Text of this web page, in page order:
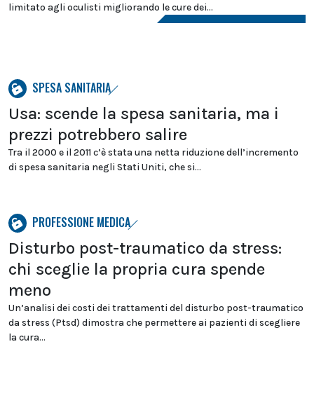
limitato agli oculisti migliorando le cure dei...
SPESA SANITARIA
Usa: scende la spesa sanitaria, ma i
prezzi potrebbero salire
Tra il 2000 e il 2011 c’è stata una netta riduzione dell’incremento
di spesa sanitaria negli Stati Uniti, che si...
PROFESSIONE MEDICA
Disturbo post-traumatico da stress:
chi sceglie la propria cura spende
meno
Un’analisi dei costi dei trattamenti del disturbo post-traumatico
da stress (Ptsd) dimostra che permettere ai pazienti di scegliere
la cura...